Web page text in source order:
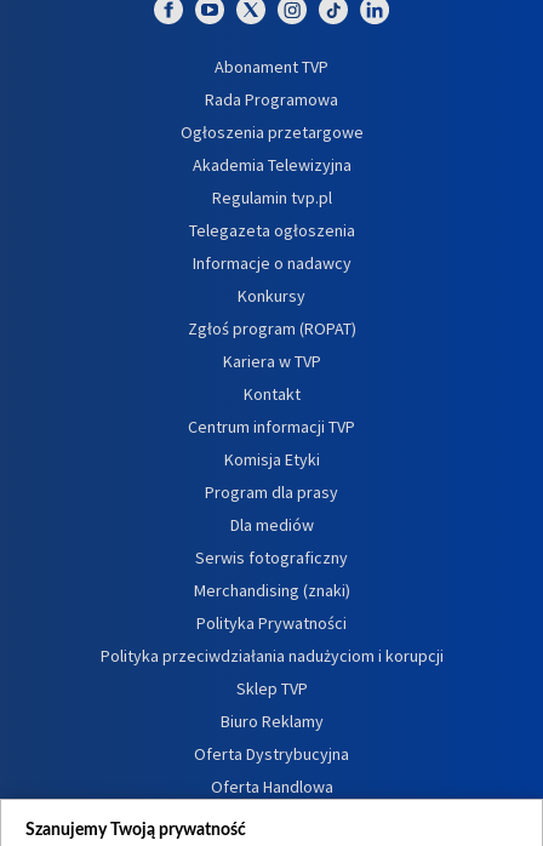
Abonament TVP
Rada Programowa
Ogłoszenia przetargowe
Akademia Telewizyjna
Regulamin tvp.pl
Telegazeta ogłoszenia
Informacje o nadawcy
Konkursy
Zgłoś program (ROPAT)
Kariera w TVP
Kontakt
Centrum informacji TVP
Komisja Etyki
Program dla prasy
Dla mediów
Serwis fotograficzny
Merchandising (znaki)
Polityka Prywatności
Polityka przeciwdziałania nadużyciom i korupcji
Sklep TVP
Biuro Reklamy
Oferta Dystrybucyjna
Oferta Handlowa
Dostępność
Szanujemy Twoją prywatność